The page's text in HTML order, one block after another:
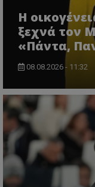
Η
ξεχνά τον
«Πάντα,
08.08.2026 - 11:32